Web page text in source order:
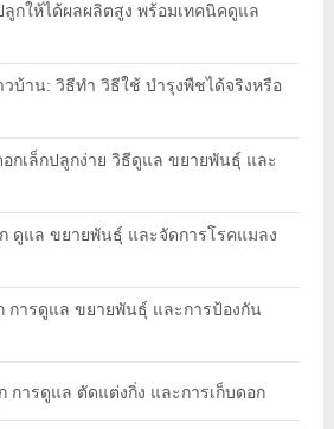
กให้ได้ผลผลิตสูง พร้อมเทคนิคดูแล
บ้าน: วิธีทำ วิธีใช้ บำรุงพืชได้จริงหรือ
กเล็กปลูกง่าย วิธีดูแล ขยายพันธุ์ และ
ดูแล ขยายพันธุ์ และจัดการโรคแมลง
การดูแล ขยายพันธุ์ และการป้องกัน
การดูแล ตัดแต่งกิ่ง และการเก็บดอก